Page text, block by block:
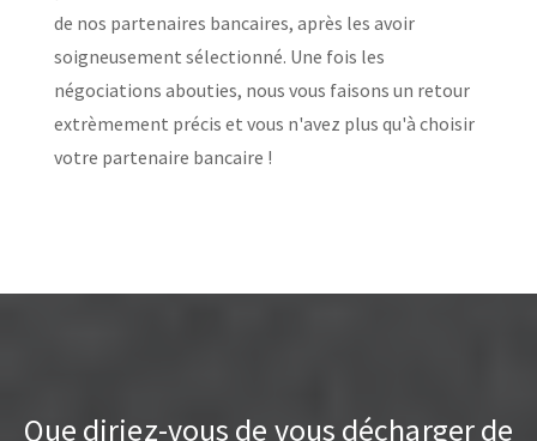
de nos partenaires bancaires, après les avoir
soigneusement sélectionné. Une fois les
négociations abouties, nous vous faisons un retour
extrèmement précis et vous n'avez plus qu'à choisir
votre partenaire bancaire !
Que diriez-vous de vous décharger de